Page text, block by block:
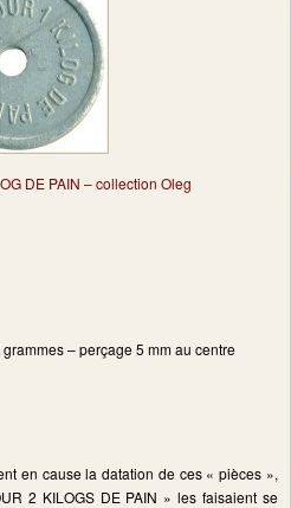
DE PAIN – collection Oleg
– perçage 5 mm au centre
en cause la datation de ces « pièces »,
2 KILOGS DE PAIN » les faisaient se